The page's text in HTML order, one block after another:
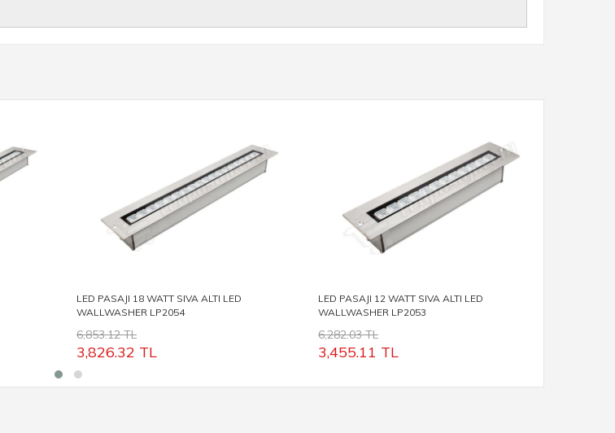
LED PASAJI 18 WATT SIVA ALTI LED
WALLWASHER LP2054
6,853.12 TL
3,826.32 TL
LED PASAJI 12 WATT SIVA ALTI LED
WALLWASHER LP2053
6,282.03 TL
3,455.11 TL